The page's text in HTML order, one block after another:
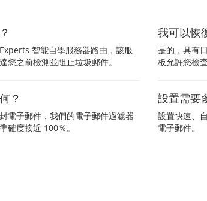
智能自學服務器路由，該服
您之前檢測並阻止垃圾郵件。
？
電子郵件，我們的電子郵件過濾器
確度接近 100％。
我可以恢
是的，具有
板允許您檢
設置需要
設置快速、
電子郵件。